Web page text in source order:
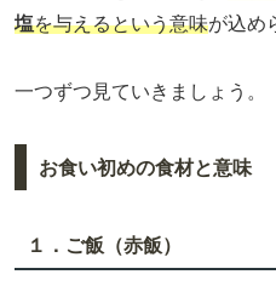
塩を与えるという意味が込め
一つずつ見ていきましょう。
お食い初めの食材と意味
１．ご飯（赤飯）